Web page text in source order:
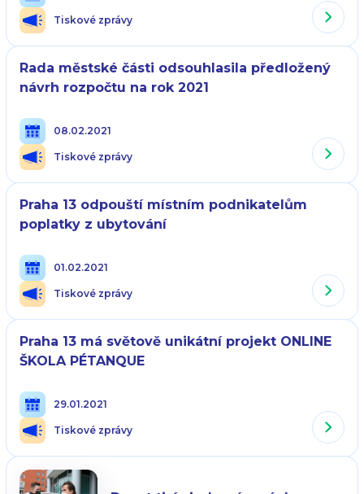
Tiskové zprávy
Rada městské části odsouhlasila předložený
návrh rozpočtu na rok 2021
08.02.2021
Tiskové zprávy
Praha 13 odpouští místním podnikatelům
poplatky z ubytování
01.02.2021
Tiskové zprávy
Praha 13 má světově unikátní projekt ONLINE
ŠKOLA PÉTANQUE
29.01.2021
Tiskové zprávy